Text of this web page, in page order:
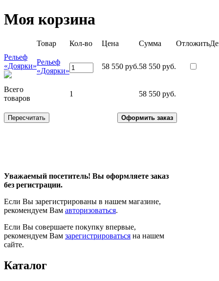
Моя корзина
Товар Кол-во Цена Сумма Отложить
Рельеф
«Доярки»Рельеф
«Доярки»
58 550 руб.58 550 руб.
Всего
товаров
1 58 550 руб.
Уважаемый посетитель! Вы оформляете заказ
без регистрации.
Если Вы зарегистрированы в нашем магазине,
рекомендуем Вам авторизоваться.
Если Вы совершаете покупку впервые,
рекомендуем Вам зарегистрироваться на нашем
сайте.
Каталог